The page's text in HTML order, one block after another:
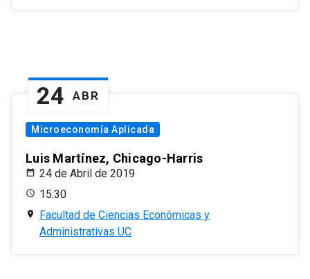
24 ABR
Microeconomía Aplicada
Luis Martínez, Chicago-Harris
24 de Abril de 2019
15:30
Facultad de Ciencias Económicas y
Administrativas UC